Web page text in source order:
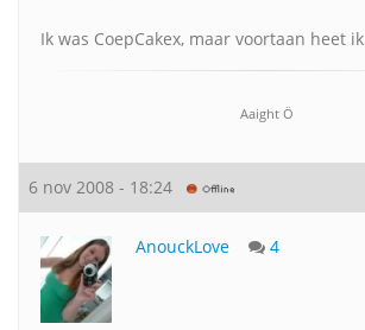
Ik was CoepCakex, maar voortaan heet ik
Aaight Ö
6 nov 2008 - 18:24
AnouckLove 4